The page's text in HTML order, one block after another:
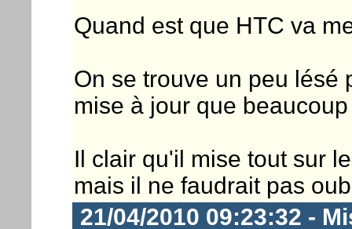
Quand est que HTC va
On se trouve un peu lésé
mise à jour que
Il clair qu'il mise tout sur
mais il ne faudrait pas
21/04/2010 09:23:32 -